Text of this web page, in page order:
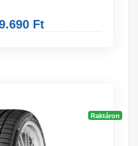
Ft
Raktáron